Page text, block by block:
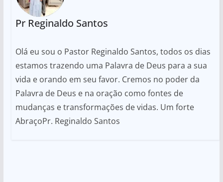
Pr Reginaldo Santos
Olá eu sou o Pastor Reginaldo Santos, todos os dias
estamos trazendo uma Palavra de Deus para a sua
vida e orando em seu favor. Cremos no poder da
Palavra de Deus e na oração como fontes de
mudanças e transformações de vidas. Um forte
AbraçoPr. Reginaldo Santos